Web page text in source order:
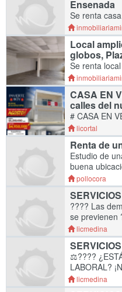
Ensenada
Se renta
cerca de
cuarto de
enrejada
Local
globos,
Se renta
en zona de
mucho
(18x8m)
whatsapp/tele
CASA EN
calles del
# CASA EN
$5,200,000
unas calles
Regional del
licortal
Renta de
Estudio de
buena
para un
comunicado.
pollocora
???? Las
se previenen
demandado,
Contratos
licmedina
⚖️????
LABORAL?
acoso
de muchas
licmedina